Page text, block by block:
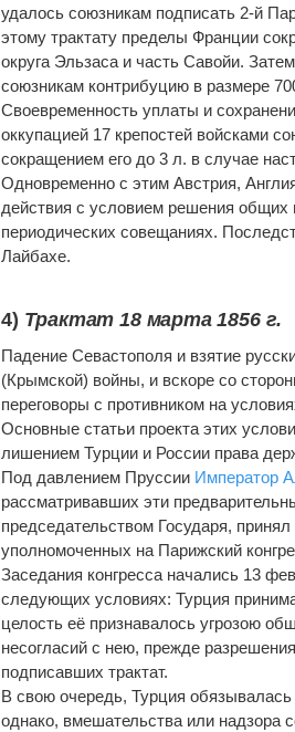
удалось союзникам подписать 2-й
этому трактату пределы Франции
округа Эльзаса и часть Савойи.
союзникам контрибуцию в размере
Своевременность уплаты и
оккупацией 17 крепостей войсками
сокращением его до 3 л. в случае
Одновременно с этим Австрия,
действия с условием решения
периодических совещаниях.
Лайбахе.
4) Трактат 18 марта 1856 г.
Падение Севастополя и взятие
(Крымской) войны, и вскоре со
переговоры с противником на
Основные статьи проекта этих
лишением Турции и России права
Под давлением Пруссии Император
рассматривавших эти
председательством Государя,
уполномоченных на Парижский
Заседания конгресса начались 13
следующих условиях: Турция
целость её признавалось угрозою
несогласий с нею, прежде
подписавших трактат.
В свою очередь, Турция
однако, вмешательства или надзора